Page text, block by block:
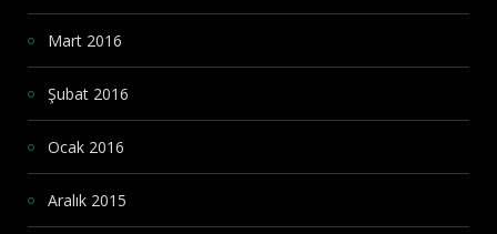
Mart 2016
Şubat 2016
Ocak 2016
Aralık 2015